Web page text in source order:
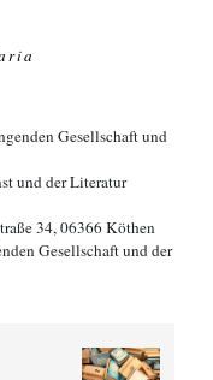
Gesellschaft und
und der Literatur
34, 06366 Köthen
Gesellschaft und der